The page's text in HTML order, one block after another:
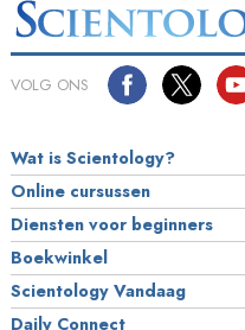
VOLG ONS
Wat is Scientology?
Online cursussen
Diensten voor beginners
Boekwinkel
Scientology Vandaag
Daily Connect